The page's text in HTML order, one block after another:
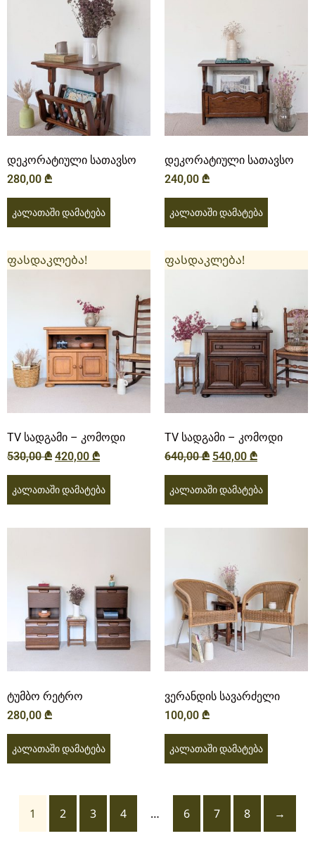
დეკორატიული სათავსო
280,00 ₾
კალათაში დამატება
დეკორატიული სათავსო
240,00 ₾
კალათაში დამატება
ფასდაკლება!
TV სადგამი – კომოდი
530,00₾ 420,00 ₾
კალათაში დამატება
ფასდაკლება!
TV სადგამი – კომოდი
640,00₾ 540,00 ₾
კალათაში დამატება
ტუმბო რეტრო
280,00 ₾
კალათაში დამატება
ვერანდის სავარძელი
100,00 ₾
კალათაში დამატება
1 2 3 4 … 6 7 8 →